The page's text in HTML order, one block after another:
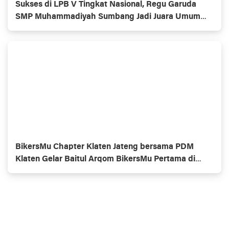
Sukses di LPB V Tingkat Nasional, Regu Garuda
SMP Muhammadiyah Sumbang Jadi Juara Umum
Putra
BikersMu Chapter Klaten Jateng bersama PDM
Klaten Gelar Baitul Arqom BikersMu Pertama di
Indonesia, Inovasi Dakwah Komunitas